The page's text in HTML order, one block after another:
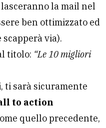
la mail nel
ben ottimizzato ed
via).
titolo: “Le 10 migliori
ti sarà sicuramente
to action
quello precedente,